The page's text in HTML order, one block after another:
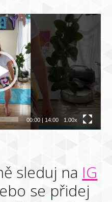
00:00| 14:00 1.00x
sleduj na IG
se přidej